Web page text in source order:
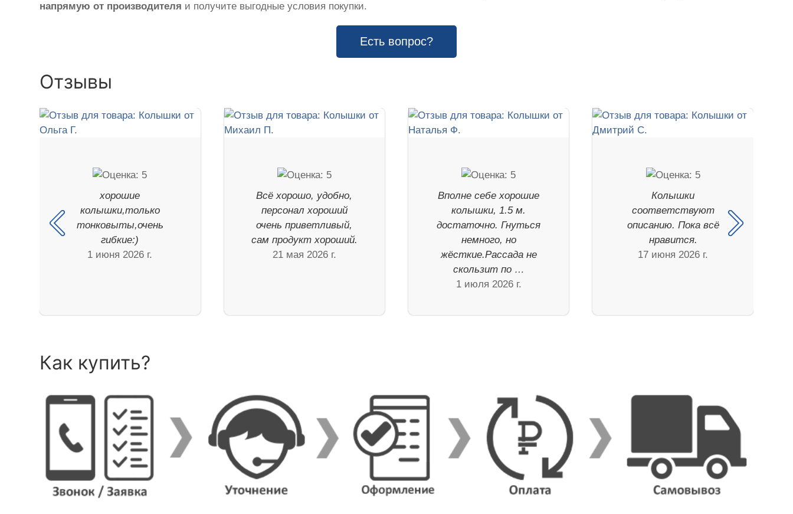
напрямую от производителя и получите выгодные условия покупки.
Есть вопрос?
Отзывы
хорошие
колышки,только
тонковыты,очень
гибкие:)
1 июня 2026 г.
Всё хорошо, удобно,
персонал хороший
очень приветливый,
сам продукт хороший.
21 мая 2026 г.
Вполне себе хорошие
колышки, 1.5 м.
достаточно. Гнуться
немного, но
жёсткие.Рассада не
скользит по …
1 июля 2026 г.
Колышки
соответствуют
описанию. Пока всё
нравится.
17 июня 2026 г.
Как купить?